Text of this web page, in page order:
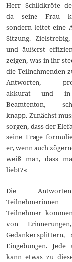
Herr Schildkröte
da seine Frau
sondern leitet eine
Sitzung.
und äußerst
zeigen, was in ihr
die Teilnehmenden
Antworten,
akkurat und in
Beamtenton,
knapp. Zunächst
sorgen, dass der
seine Frage
er, wenn auch
weiß man, dass
liebt?«
Die
Teilnehmer
von
Gedankensplittern,
Eingebungen.
kann etwas zu